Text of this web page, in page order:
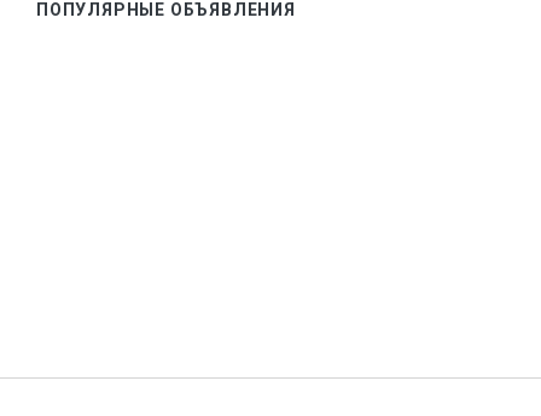
ПОПУЛЯРНЫЕ ОБЪЯВЛЕНИЯ